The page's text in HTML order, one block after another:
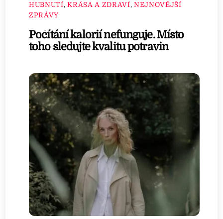
HUBNUTÍ,KRÁSA A ZDRAVÍ, NEJNOVĚJŠÍ
ZPRÁVY
Počítání kalorií nefunguje. Místo
toho sledujte kvalitu potravin